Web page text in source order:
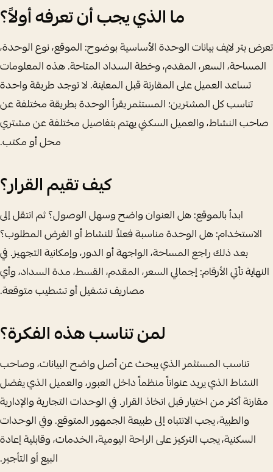
ما الذي يجب أن تعرفه أولاً؟
تعرض بتر لايف بيانات الوحدة الأساسية بوضوح: الموقع، نوع الوحدة،
المساحة، السعر، المقدم، وخطة السداد المتاحة. هذه المعلومات
تساعد العميل على المقارنة قبل المعاينة. لا توجد طريقة واحدة
تناسب كل المشترين؛ المستثمر يقرأ الوحدة بطريقة مختلفة عن
صاحب النشاط، والعميل السكني يهتم بتفاصيل مختلفة عن مشتري
محل أو مكتب.
كيف تقيم القرار؟
ابدأ بالموقع: هل العنوان واضح وسهل الوصول؟ ثم انتقل إلى
الاستخدام: هل الوحدة مناسبة فعلاً للنشاط أو الغرض المطلوب؟
بعد ذلك راجع المساحة، الواجهة أو الدور، وإمكانية التجهيز. في
النهاية تأتي الأرقام: إجمالي السعر، المقدم، القسط، مدة السداد، وأي
مصاريف تشغيل أو تشطيب متوقعة.
لمن تناسب هذه الفكرة؟
تناسب المستثمر الذي يبحث عن أصل واضح البيانات، وصاحب
النشاط الذي يريد عنواناً منظماً داخل العبور، والعميل الذي يفضل
مقارنة أكثر من اختيار قبل اتخاذ القرار. في الوحدات التجارية والإدارية
والطبية، يجب الانتباه إلى طبيعة الجمهور المتوقع. وفي الوحدات
السكنية، يجب التركيز على الراحة اليومية، الخدمات، وقابلية إعادة
البيع أو التأجير.